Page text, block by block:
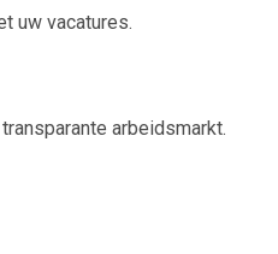
uw vacatures.
arbeidsmarkt.